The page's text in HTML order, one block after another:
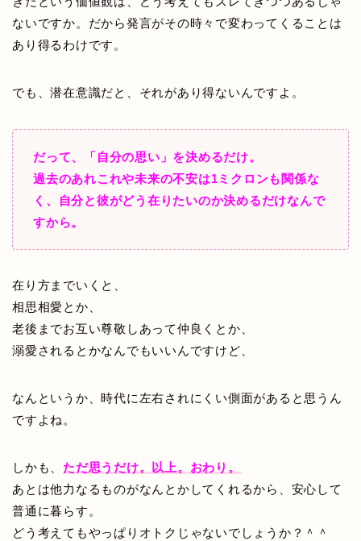
ないですか。だから発言がその時々で変わってくることは
あり得るわけです。
でも、潜在意識だと、それがあり得ないんですよ。
だって、「自分の思い」を決めるだけ。
過去のあれこれや未来の不安は1ミクロンも関係な
く、自分と彼がどう在りたいのか決めるだけなんで
すから。
在り方までいくと、
相思相愛とか、
老後までお互い尊敬しあって仲良くとか、
溺愛されるとかなんでもいいんですけど、
なんというか、時代に左右されにくい側面があると思うん
ですよね。
しかも、 ただ思うだけ。以上。おわり。
あとは他力なるものがなんとかしてくれるから、安心して
普通に暮らす。
どう考えてもやっぱりオトクじゃないでしょうか？＾＾